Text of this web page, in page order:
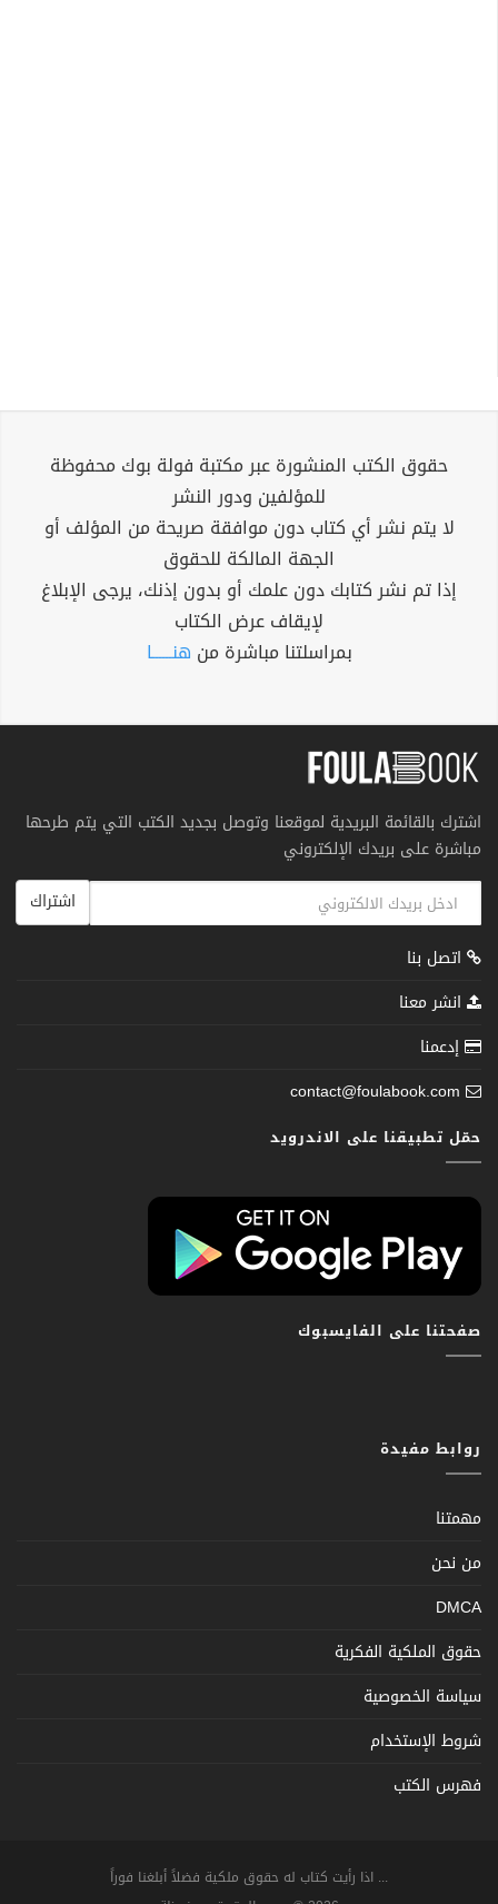
حقوق الكتب المنشورة عبر مكتبة فولة بوك محفوظة
للمؤلفين ودور النشر
لا يتم نشر أي كتاب دون موافقة صريحة من المؤلف أو
الجهة المالكة للحقوق
إذا تم نشر كتابك دون علمك أو بدون إذنك، يرجى الإبلاغ
لإيقاف عرض الكتاب
بمراسلتنا مباشرة من هنــــــا
اشترك بالقائمة البريدية لموقعنا وتوصل بجديد الكتب التي يتم طرحها
مباشرة على بريدك الإلكتروني
اشتراك
اتصل بنا
انشر معنا
إدعمنا
contact@foulabook.com
حمّل تطبيقنا على الاندرويد
صفحتنا على الفايسبوك
روابط مفيدة
مهمتنا
من نحن
DMCA
حقوق الملكية الفكرية
سياسة الخصوصية
شروط الإستخدام
فهرس الكتب
... اذا رأيت كتاب له حقوق ملكية فضلاً أبلغنا فوراً